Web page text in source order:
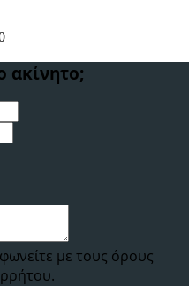
ακίνητο;
με τους όρους